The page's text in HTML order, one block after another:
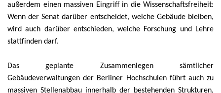
außerdem einen massiven Eingriff in die Wissenschaftsfreiheit:
Wenn der Senat darüber entscheidet, welche Gebäude bleiben,
wird auch darüber entschieden, welche Forschung und Lehre
stattfinden darf.
Das geplante Zusammenlegen sämtlicher
Gebäudeverwaltungen der Berliner Hochschulen führt auch zu
massiven Stellenabbau innerhalb der bestehenden Strukturen,